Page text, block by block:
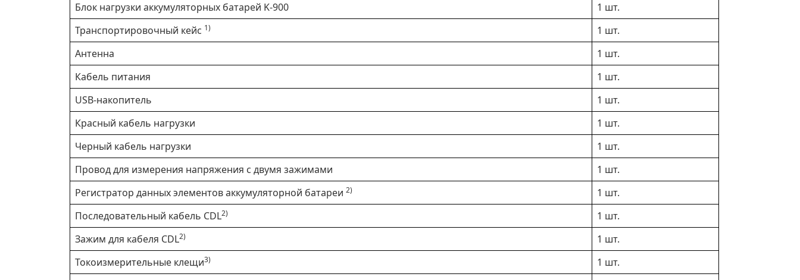
Блок нагрузки аккумуляторных батарей K-900
1 шт.
Транспортировочный кейс 1)
1 шт.
Антенна
1 шт.
Кабель питания
1 шт.
USB-накопитель
1 шт.
Красный кабель нагрузки
1 шт.
Черный кабель нагрузки
1 шт.
Провод для измерения напряжения с двумя зажимами
1 шт.
Регистратор данных элементов аккумуляторной батареи 2)
1 шт.
Последовательный кабель CDL2)
1 шт.
Зажим для кабеля CDL2)
1 шт.
Токоизмерительные клещи3)
1 шт.